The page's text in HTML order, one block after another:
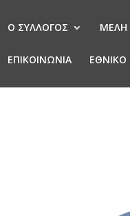
Ο ΣΥΛΛΟΓΟΣ ΜΕΛΗ
ΕΠΙΚΟΙΝΩΝΙΑ